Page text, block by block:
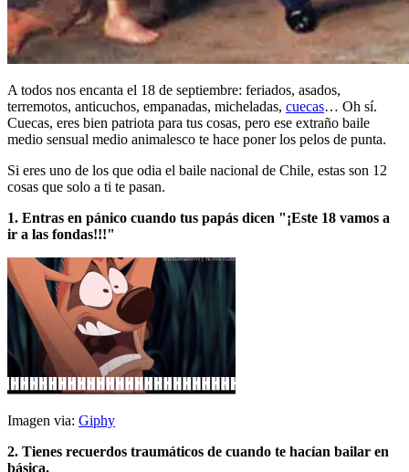
A todos nos encanta el 18 de septiembre: feriados, asados,
terremotos, anticuchos, empanadas, micheladas, cuecas… Oh sí.
Cuecas, eres bien patriota para tus cosas, pero ese extraño baile
medio sensual medio animalesco te hace poner los pelos de punta.
Si eres uno de los que odia el baile nacional de Chile, estas son 12
cosas que solo a ti te pasan.
1. Entras en pánico cuando tus papás dicen "¡Este 18 vamos a
ir a las fondas!!!"
Imagen via: Giphy
2. Tienes recuerdos traumáticos de cuando te hacían bailar en
básica.